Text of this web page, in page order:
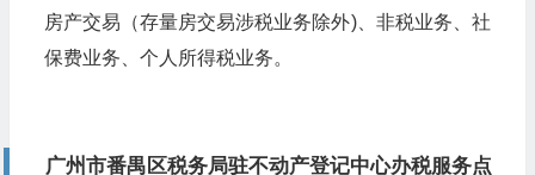
房产交易（存量房交易涉税业务除外)、非税业务、社
保费业务、个人所得税业务。
广州市番禺区税务局驻不动产登记中心办税服务点